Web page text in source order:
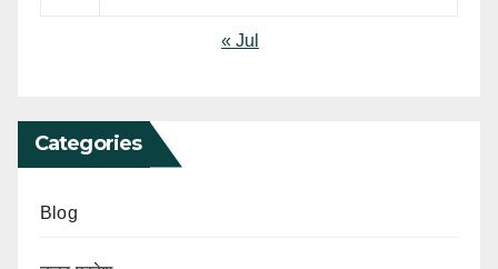
« Jul
Categories
Blog